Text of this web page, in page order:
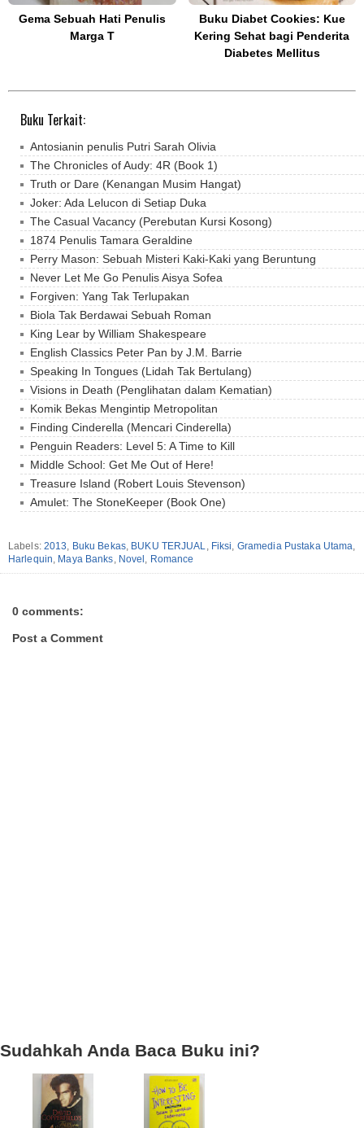
Gema Sebuah Hati Penulis
Marga T
Buku Diabet Cookies: Kue
Kering Sehat bagi Penderita
Diabetes Mellitus
Buku Terkait:
Antosianin penulis Putri Sarah Olivia
The Chronicles of Audy: 4R (Book 1)
Truth or Dare (Kenangan Musim Hangat)
Joker: Ada Lelucon di Setiap Duka
The Casual Vacancy (Perebutan Kursi Kosong)
1874 Penulis Tamara Geraldine
Perry Mason: Sebuah Misteri Kaki-Kaki yang Beruntung
Never Let Me Go Penulis Aisya Sofea
Forgiven: Yang Tak Terlupakan
Biola Tak Berdawai Sebuah Roman
King Lear by William Shakespeare
English Classics Peter Pan by J.M. Barrie
Speaking In Tongues (Lidah Tak Bertulang)
Visions in Death (Penglihatan dalam Kematian)
Komik Bekas Mengintip Metropolitan
Finding Cinderella (Mencari Cinderella)
Penguin Readers: Level 5: A Time to Kill
Middle School: Get Me Out of Here!
Treasure Island (Robert Louis Stevenson)
Amulet: The StoneKeeper (Book One)
Labels: 2013, Buku Bekas, BUKU TERJUAL, Fiksi, Gramedia Pustaka Utama,
Harlequin, Maya Banks, Novel , Romance
0 comments:
Post a Comment
Sudahkah Anda Baca Buku ini?